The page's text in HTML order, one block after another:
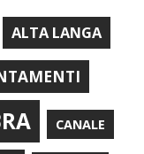
ALTA LANGA
CANALE